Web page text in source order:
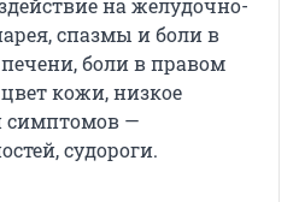
спазмы и боли в
боли в правом
кожи, низкое
симптомов —
судороги.